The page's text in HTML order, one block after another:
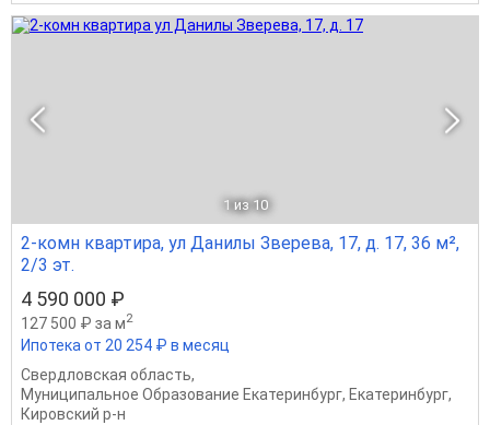
1 из 10
2-комн квартира, ул Данилы Зверева, 17, д. 17, 36 м²,
2/3 эт.
4 590 000 ₽
127 500 ₽ за м2
Ипотека от 20 254 ₽ в месяц
Свердловская область,
Муниципальное Образование Екатеринбург, Екатеринбург,
Кировский р-н